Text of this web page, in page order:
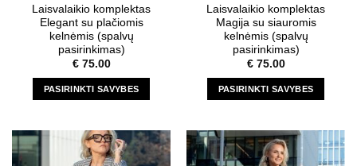
Laisvalaikio komplektas
Elegant su plačiomis
kelnėmis (spalvų
pasirinkimas)
€75.00
PASIRINKTI SAVYBES
has
multiple
Laisvalaikio komplektas
Magija su siauromis
kelnėmis (spalvų
pasirinkimas)
€75.00
PASIRINKTI SAVYBES
has
multiple